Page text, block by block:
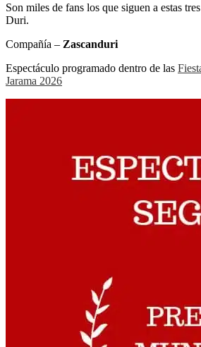
Son miles de fans los que siguen a estas
Duri.
Compañía – Zascanduri
Espectáculo programado dentro de las
Jarama 2026